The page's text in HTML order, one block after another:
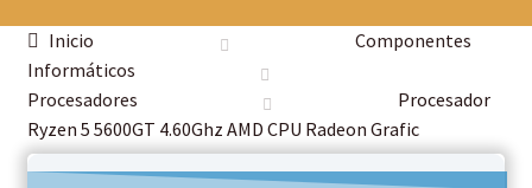
Inicio
Componentes
Informáticos
Procesadores
Procesador
Ryzen 5 5600GT 4.60Ghz AMD CPU Radeon Grafic